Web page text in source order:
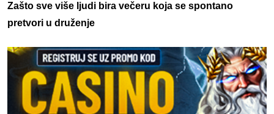
Zašto sve više ljudi bira večeru koja se spontano
pretvori u druženje